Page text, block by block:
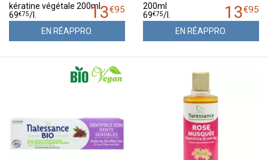
kératine végétale 200ml13€95
69€75/
EN RÉAPPRO.
200ml
13€95
69€75/
EN RÉAPPRO.